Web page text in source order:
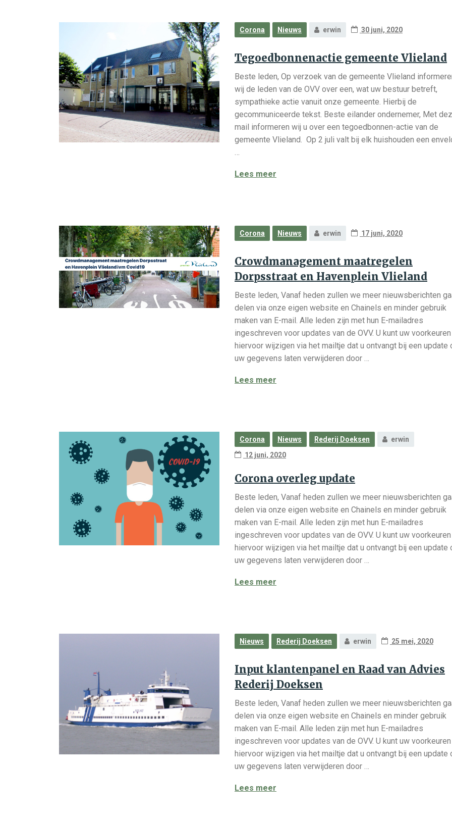
Corona Nieuws erwin 30 juni, 2020
Tegoedbonnenactie gemeente Vlieland
Beste leden, Op verzoek van de gemeente Vlieland
wij de leden van de OVV over een, wat uw bestuur betreft,
sympathieke actie vanuit onze gemeente. Hierbij de
gecommuniceerde tekst. Beste eilander ondernemer, Met
mail informeren wij u over een tegoedbonnen-actie van de
gemeente Vlieland. Op 2 juli valt bij elk huishouden een
…
Lees meer
Corona Nieuws erwin 17 juni, 2020
Crowdmanagement maatregelen
Dorpsstraat en Havenplein Vlieland
Beste leden, Vanaf heden zullen we meer nieuwsberichten
delen via onze eigen website en Chainels en minder gebruik
maken van E-mail. Alle leden zijn met hun E-mailadres
ingeschreven voor updates van de OVV. U kunt uw voorkeuren
hiervoor wijzigen via het mailtje dat u ontvangt bij een update
uw gegevens laten verwijderen door …
Lees meer
Corona Nieuws Rederij Doeksen
erwin
12 juni, 2020
Corona overleg update
Beste leden, Vanaf heden zullen we meer nieuwsberichten
delen via onze eigen website en Chainels en minder gebruik
maken van E-mail. Alle leden zijn met hun E-mailadres
ingeschreven voor updates van de OVV. U kunt uw voorkeuren
hiervoor wijzigen via het mailtje dat u ontvangt bij een update
uw gegevens laten verwijderen door …
Lees meer
Nieuws Rederij Doeksen erwin 25 mei, 2020
Input klantenpanel en Raad van Advies
Rederij Doeksen
Beste leden, Vanaf heden zullen we meer nieuwsberichten
delen via onze eigen website en Chainels en minder gebruik
maken van E-mail. Alle leden zijn met hun E-mailadres
ingeschreven voor updates van de OVV. U kunt uw voorkeuren
hiervoor wijzigen via het mailtje dat u ontvangt bij een update
uw gegevens laten verwijderen door …
Lees meer